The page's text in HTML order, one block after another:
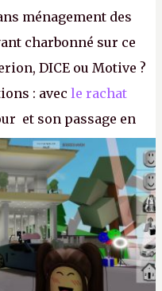
ménagement des
charbonné sur ce
DICE ou Motive ?
: avec le rachat
et son passage en
bientôt plus
Encore une
P.